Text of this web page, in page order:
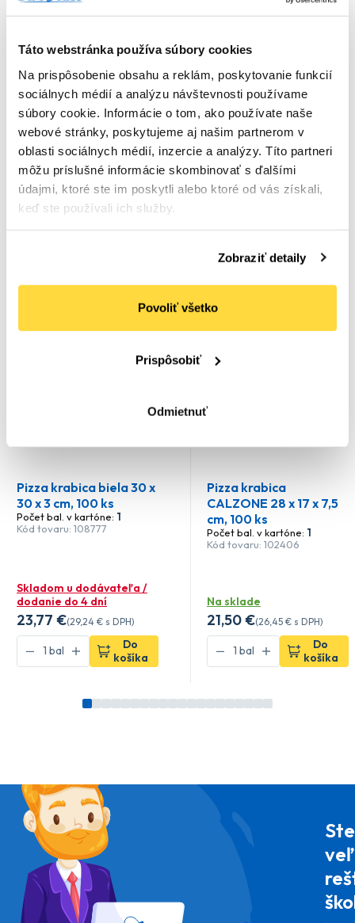
Táto webstránka používa súbory cookies
Na prispôsobenie obsahu a reklám, poskytovanie funkcií
sociálnych médií a analýzu návštevnosti používame
súbory cookie. Informácie o tom, ako používate naše
webové stránky, poskytujeme aj našim partnerom v
oblasti sociálnych médií, inzercie a analýzy. Títo partneri
môžu príslušné informácie skombinovať s ďalšími
údajmi, ktoré ste im poskytli alebo ktoré od vás získali,
keď ste používali ich služby.
Zobraziť detaily
Povoliť všetko
Prispôsobiť
Odmietnuť
Rozmery: 23,5 x 33 cm
Materiál: Kvalitná hnedá lepenka
Balenie: 100 ks v kartóne
Podobné produkty
Pizza krabica biela 30 x
30 x 3 cm, 100 ks
Počet bal. v kartóne: 1
Kód tovaru: 108777
Skladom u dodávateľa /
dodanie do 4 dní
23,77 €(29,24 € s DPH)
Do
košíka
Pizza krabica
CALZONE 28 x 17 x 7,5
cm, 100 ks
Počet bal. v kartóne: 1
Kód tovaru: 102406
Na sklade
21,50 €(26 ,45 € s DPH)
Do
košíka
Ste